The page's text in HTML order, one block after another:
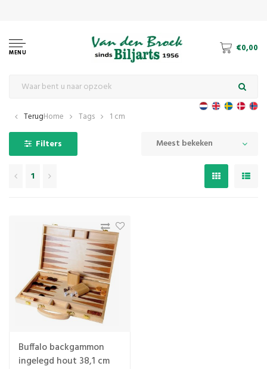
MENU €0,00
TerugHome Tags 1 cm
Filters Meest bekeken
1
Buffalo backgammon
ingelegd hout 38,1 cm